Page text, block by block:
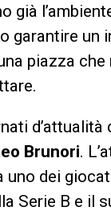
già
garantire un
piazza che
d’attualità
Brunori.
uno dei
Serie B e il